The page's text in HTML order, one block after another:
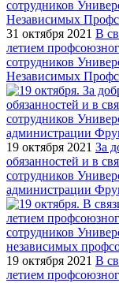
31 октября 2021 В
летием
сотрудников
Независимых
19 октября 2021 За
обязанностей и в
сотрудников
администрации
19 октября 2021 В
летием